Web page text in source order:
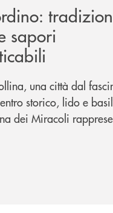
sapori
una città dal
storico, lido e
dei Miracoli